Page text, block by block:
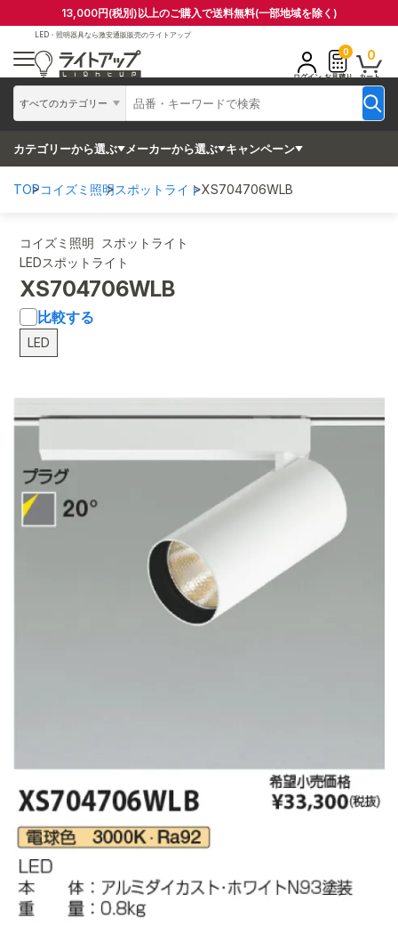
13,000円(税別)以上のご購入で送料無料(一部地域を除く)
LED・照明器具なら激安通販販売のライトアップ
すべてのカテゴリー
ログイン
0
お見積り
0
カート
カテゴリーから選ぶ メーカーから選ぶ キャンペーン
TOPコイズミ照明スポットライトXS704706WLB
コイズミ照明 スポットライト
LEDスポットライト
XS704706WLB
比較する
LED